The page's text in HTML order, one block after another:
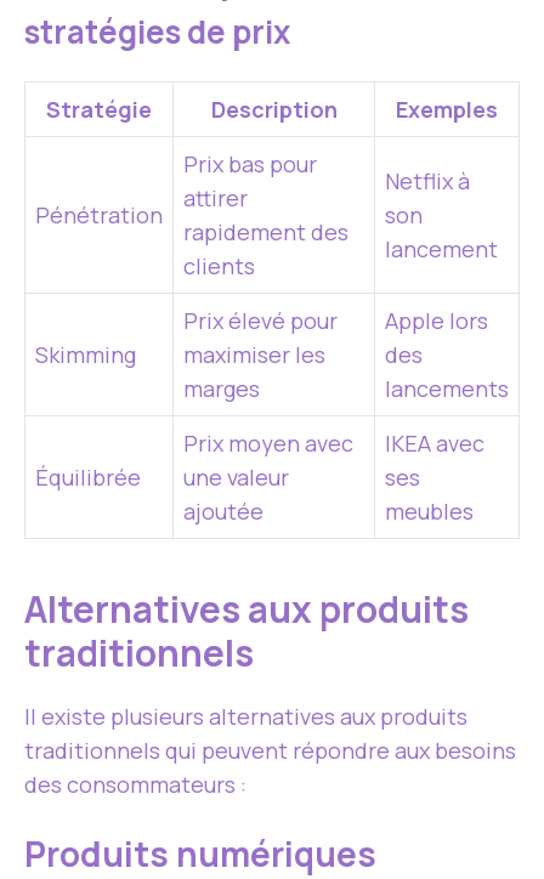
stratégies de prix
Stratégie Description Exemples
Pénétration
Prix bas pour
attirer
rapidement des
clients
Netflix à
son
lancement
Skimming
Prix élevé pour
maximiser les
marges
Apple lors
des
lancements
Équilibrée
Prix moyen avec
une valeur
ajoutée
IKEA avec
ses
meubles
Alternatives aux produits
traditionnels
Il existe plusieurs alternatives aux produits
traditionnels qui peuvent répondre aux besoins
des consommateurs :
Produits numériques